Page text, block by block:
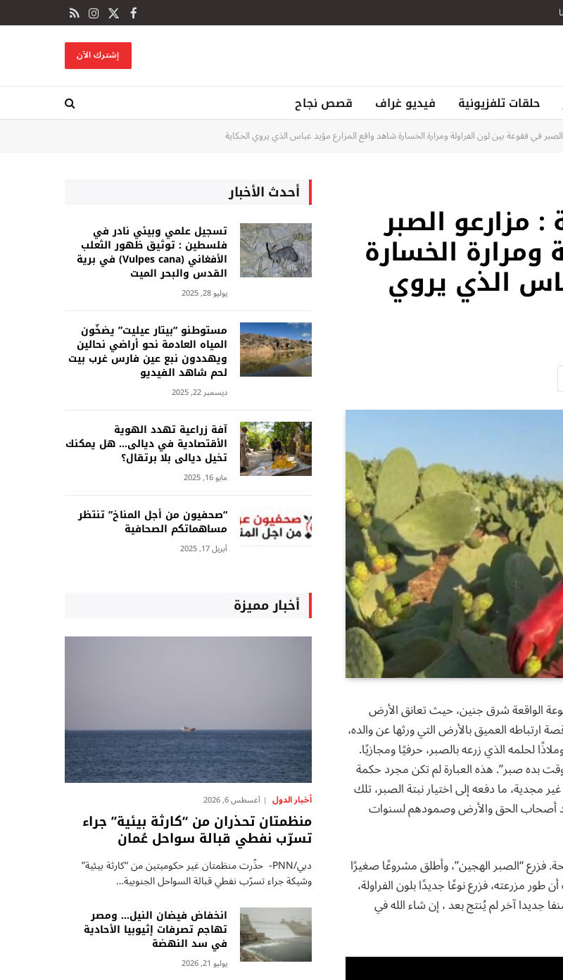
فيسبوك
X الانستغرام
RSS
إشترك الآن
حلقات تلفزيونية فيديو غراف قصص نجاح
في فقوعة بين لون الفراولة ومرارة الخسارة شاهد واقع المزارع مؤيد عباس الذي يروي الحكاية
مزارعو الصبر
الخسارة
الذي يروي
الواقعة شرق جنين، حيث تعانق الأرض
ارتباطه العميق بالأرض التي ورثها عن والده،
لحلمه الذي زرعه بالصبر، حرفيًا ومجازيًا.
بده صبر”. هذه العبارة لم تكن مجرد حكمة
مجدية، ما دفعه إلى اختيار نبتة الصبر، تلك
أصحاب الحق والأرض وصمودهم لسنوات
فزرع “الصبر الهجين”، وأطلق مشروعًا صغيرًا
مزرعته، فزرع نوعًا جديدًا بلون الفراولة،
جديدا آخر لم يُنتج بعد ، إن شاء الله في
أحدث الأخبار
تسجيل علمي وبيئي نادر في
فلسطين : توثيق ظهور الثعلب
الأفغاني (Vulpes cana) في برية
القدس والبحر الميت
يوليو 28, 2025
مستوطنو “بيتار عيليت” يضخّون
المياه العادمة نحو أراضي نحالين
ويهددون نبع عين فارس غرب بيت
لحم شاهد الفيديو
ديسمبر 22, 2025
آفة زراعية تهدد الهوية
الأقتصادية في ديالى… هل يمكنك
تخيل ديالى بلا برتقال؟
مايو 16, 2025
“صحفيون من أجل المناخ” تنتظر
مساهماتكم الصحافية
أبريل 17, 2025
أخبار مميزة
أخبار الدول أغسطس 6, 2026
منظمتان تحذران من “كارثة بيئية” جراء
تسرّب نفطي قبالة سواحل عُمان
دبي/PNN- حذّرت منظمتان غير حكوميتين من “كارثة بيئية”
وشيكة جراء تسرّب نفطي قبالة السواحل الجنوبية…
انخفاض فيضان النيل… ومصر
تهاجم تصرفات إثيوبيا الأحادية
في سد النهضة
يوليو 21, 2026